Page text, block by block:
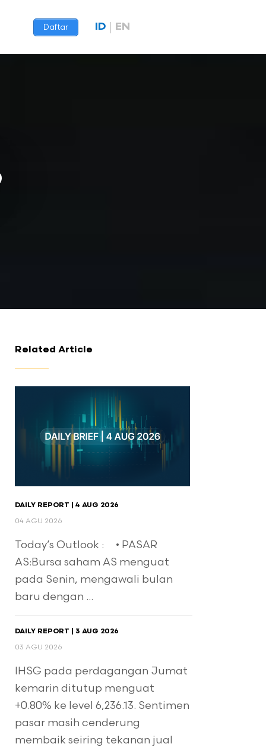
Daftar ID EN
Related Article
DAILY REPORT | 4 AUG 2026
04 AGU 2026
Today’s Outlook : • PASAR
AS:Bursa saham AS menguat
pada Senin, mengawali bulan
baru dengan ...
DAILY REPORT | 3 AUG 2026
03 AGU 2026
IHSG pada perdagangan Jumat
kemarin ditutup menguat
+0.80% ke level 6,236.13. Sentimen
pasar masih cenderung
membaik seiring tekanan jual